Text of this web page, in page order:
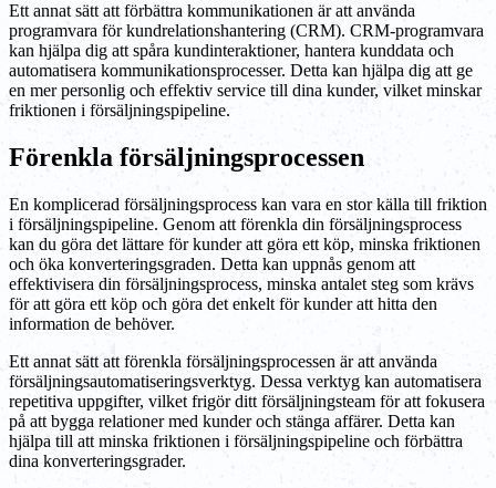
Ett annat sätt att förbättra kommunikationen är att använda
programvara för kundrelationshantering (CRM). CRM-programvara
kan hjälpa dig att spåra kundinteraktioner, hantera kunddata och
automatisera kommunikationsprocesser. Detta kan hjälpa dig att ge
en mer personlig och effektiv service till dina kunder, vilket minskar
friktionen i försäljningspipeline.
Förenkla försäljningsprocessen
En komplicerad försäljningsprocess kan vara en stor källa till friktion
i försäljningspipeline. Genom att förenkla din försäljningsprocess
kan du göra det lättare för kunder att göra ett köp, minska friktionen
och öka konverteringsgraden. Detta kan uppnås genom att
effektivisera din försäljningsprocess, minska antalet steg som krävs
för att göra ett köp och göra det enkelt för kunder att hitta den
information de behöver.
Ett annat sätt att förenkla försäljningsprocessen är att använda
försäljningsautomatiseringsverktyg. Dessa verktyg kan automatisera
repetitiva uppgifter, vilket frigör ditt försäljningsteam för att fokusera
på att bygga relationer med kunder och stänga affärer. Detta kan
hjälpa till att minska friktionen i försäljningspipeline och förbättra
dina konverteringsgrader.